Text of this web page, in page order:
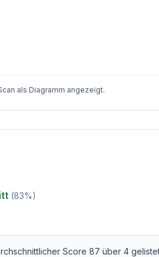
als Diagramm angezeigt.
(83%)
Score 87 über 4